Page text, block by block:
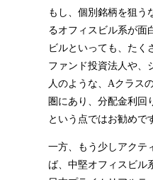
もし、個別銘柄を狙う
るオフィスビル系が面
ビルといっても、たく
ファンド投資法人や、
人のような、Aクラス
圏にあり、分配金利回
という点ではお勧めで
一方、もう少しアクテ
ば、中堅オフィスビル